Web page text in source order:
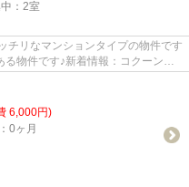
： 2室
チリなマンションタイプの物件です
物件です♪新着情報：コクーン三
6,000円)
0ヶ月